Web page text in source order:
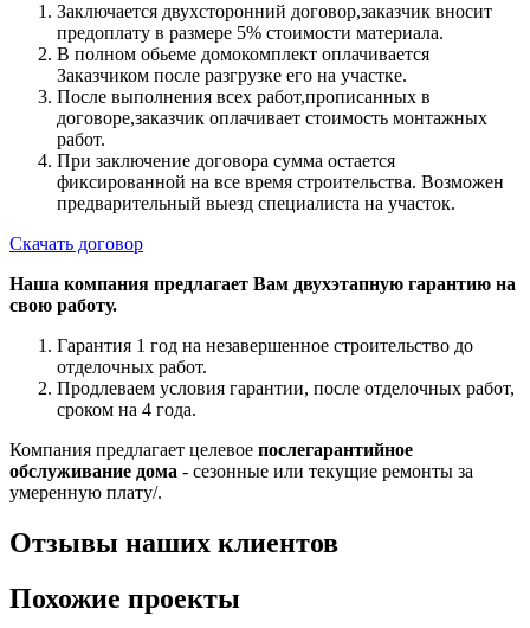
Заключается двухсторонний договор,заказчик вносит
предоплату в размере 5% стоимости материала.
В полном обьеме домокомплект оплачивается
Заказчиком после разгрузке его на участке.
После выполнения всех работ,прописанных в
договоре,заказчик оплачивает стоимость монтажных
работ.
При заключение договора сумма остается
фиксированной на все время строительства. Возможен
предварительный выезд специалиста на участок.
Скачать договор
Наша компания предлагает Вам двухэтапную гарантию на
свою работу.
Гарантия 1 год на незавершенное строительство до
отделочных работ.
Продлеваем условия гарантии, после отделочных работ,
сроком на 4 года.
Компания предлагает целевое послегарантийное
обслуживание дома - сезонные или текущие ремонты за
умеренную плату/.
Отзывы наших клиентов
Похожие проекты